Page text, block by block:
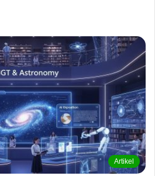
Artikel